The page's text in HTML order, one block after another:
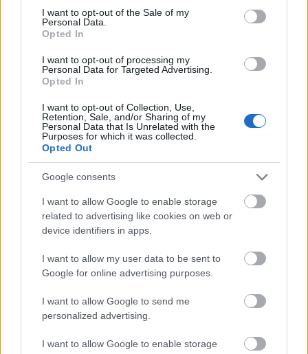
consent section.
I want to opt-out of the Sale of my
Personal Data.
Opted In
I want to opt-out of processing my
Personal Data for Targeted Advertising.
Opted In
I want to opt-out of Collection, Use,
Retention, Sale, and/or Sharing of my
Personal Data that Is Unrelated with the
Purposes for which it was collected.
Opted Out
Google consents
I want to allow Google to enable storage
related to advertising like cookies on web or
device identifiers in apps.
I want to allow my user data to be sent to
Google for online advertising purposes.
I want to allow Google to send me
personalized advertising.
I want to allow Google to enable storage
2024 szeptemberében az ipari termelés
volumene 7,2, munkanaphatástól
megtisztítva 5,4 százalékkal elmaradt az egy
évvel korábbitól - erősítette meg kiadott
második becslésében a Központi Statisztikai
Hivatal (KSH).
A jelentés szerint a feldolgozóipari alágak
közül kettőben - az élelmiszer, ital és
dohánytermék gyártásában, valamint a
fafeldolgozás, papírtermék gyártása, nyomdai
tevékenységben - nőtt, tizenegyben